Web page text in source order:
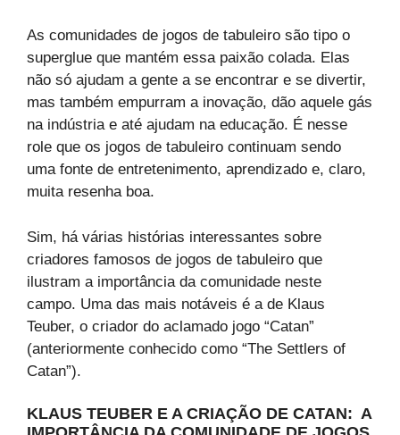
As comunidades de jogos de tabuleiro são tipo o
superglue que mantém essa paixão colada. Elas
não só ajudam a gente a se encontrar e se divertir,
mas também empurram a inovação, dão aquele gás
na indústria e até ajudam na educação. É nesse
role que os jogos de tabuleiro continuam sendo
uma fonte de entretenimento, aprendizado e, claro,
muita resenha boa.
Sim, há várias histórias interessantes sobre
criadores famosos de jogos de tabuleiro que
ilustram a importância da comunidade neste
campo. Uma das mais notáveis é a de Klaus
Teuber, o criador do aclamado jogo “Catan”
(anteriormente conhecido como “The Settlers of
Catan”).
KLAUS TEUBER E A CRIAÇÃO DE CATAN: A